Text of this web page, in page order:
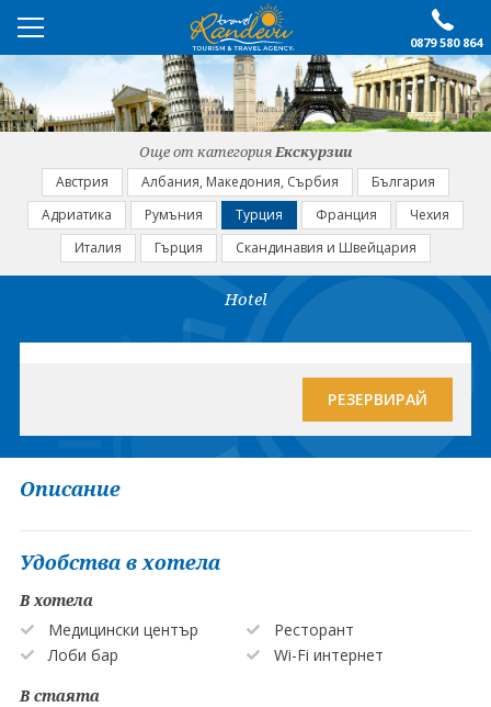
0879 580 864
ПРЕПОРЪЧАНО
ЕКСКУРЗИИ
ПОЧИВКИ
Форма за запитване
ПОСЛЕДВАЙТЕ НИ
Още от категорияЕкскурзии
Австрия Албания, Македония, Сърбия
България
Адриатика
Румъния Турция Франция
Чехия
Италия
Гърция Скандинавия и Швейцария
Hotel
РЕЗЕРВИРАЙ
Описание
Удобства в хотела
В хотела
Медицински център
Ресторант
Лоби бар
Wi-Fi интернет
В стаята